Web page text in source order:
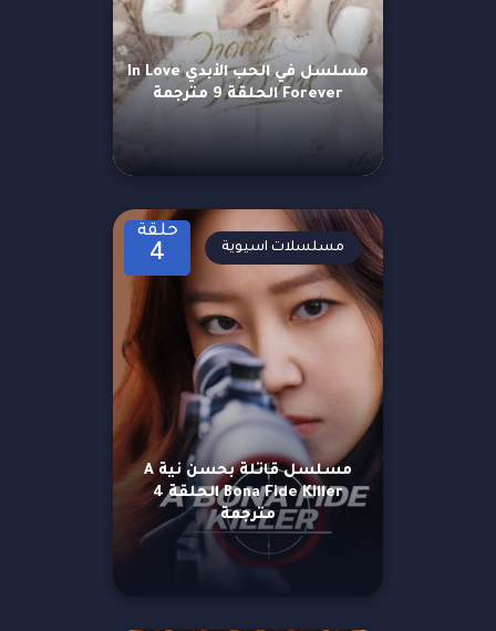
مسلسل في الحب الأبدي In Love
Forever الحلقة 9 مترجمة
حلقة
4
مسلسل قاتلة بحسن نية A
Bona Fide Killer الحلقة 4
مترجمة
مسلسلات اسيوية